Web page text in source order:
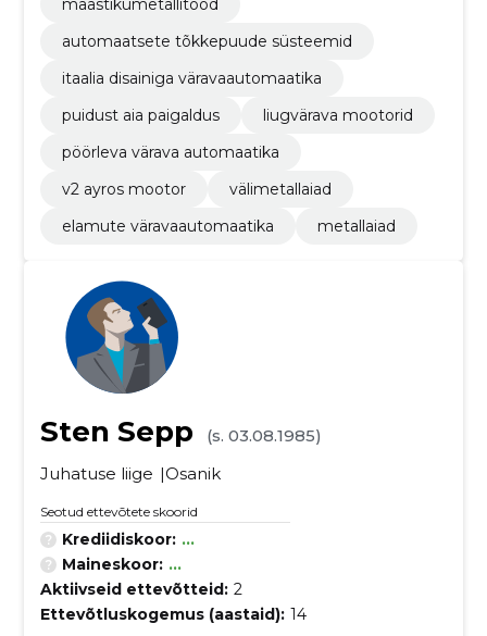
maastikumetallitööd
automaatsete tõkkepuude süsteemid
itaalia disainiga väravaautomaatika
puidust aia paigaldus
liugvärava mootorid
pöörleva värava automaatika
v2 ayros mootor
välimetallaiad
elamute väravaautomaatika
metallaiad
Sten Sepp
(s. 03.08.1985)
Juhatuse liige
Osanik
Seotud ettevõtete skoorid
Krediidiskoor: ...
Maineskoor: ...
Aktiivseid ettevõtteid: 2
Ettevõtluskogemus (aastaid): 14